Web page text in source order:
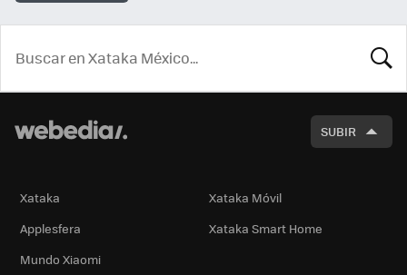
SUBIR
Xataka
Xataka Móvil
Applesfera
Xataka Smart Home
Mundo Xiaomi